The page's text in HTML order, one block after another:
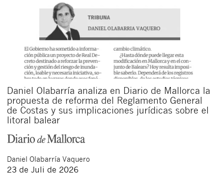
Daniel Olabarría analiza en Diario de Mallorca la
propuesta de reforma del Reglamento General
de Costas y sus implicaciones jurídicas sobre el
litoral balear
Daniel Olabarría Vaquero
23 de Juli de 2026